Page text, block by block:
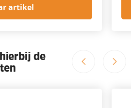
artikel
de